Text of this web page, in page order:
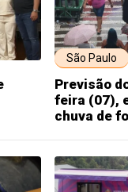
São Paulo
Previsão
feira (07),
chuva de